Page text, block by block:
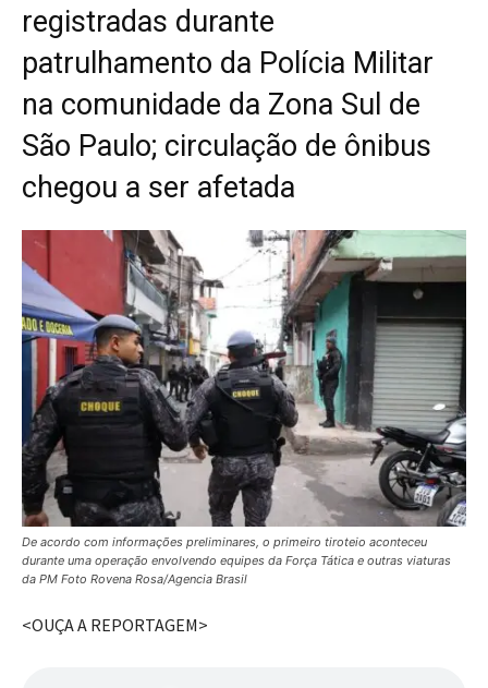
registradas durante
patrulhamento da Polícia Militar
na comunidade da Zona Sul de
São Paulo; circulação de ônibus
chegou a ser afetada
De acordo com informações preliminares, o primeiro tiroteio aconteceu
durante uma operação envolvendo equipes da Força Tática e outras viaturas
da PM Foto Rovena Rosa/Agencia Brasil
<OUÇA A REPORTAGEM>